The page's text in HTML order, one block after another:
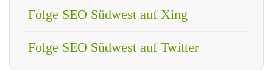
Folge SEO Südwest auf Xing
Folge SEO Südwest auf Twitter